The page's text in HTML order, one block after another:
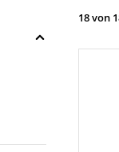
18 von